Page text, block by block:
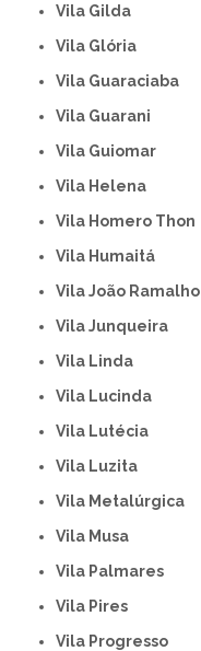
Vila Gilda
Vila Glória
Vila Guaraciaba
Vila Guarani
Vila Guiomar
Vila Helena
Vila Homero Thon
Vila Humaitá
Vila João Ramalho
Vila Junqueira
Vila Linda
Vila Lucinda
Vila Lutécia
Vila Luzita
Vila Metalúrgica
Vila Musa
Vila Palmares
Vila Pires
Vila Progresso